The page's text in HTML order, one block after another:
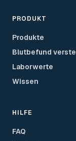
PRODUKT
Produkte
Blutbefund
Laborwerte
Wissen
HILFE
FAQ